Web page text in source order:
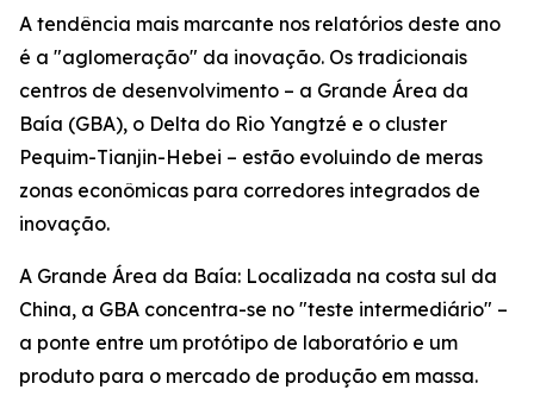
A tendência mais marcante nos relatórios deste ano
é a "aglomeração" da inovação. Os tradicionais
centros de desenvolvimento – a Grande Área da
Baía (GBA), o Delta do Rio Yangtzé e o cluster
Pequim-Tianjin-Hebei – estão evoluindo de meras
zonas econômicas para corredores integrados de
inovação.
A Grande Área da Baía: Localizada na costa sul da
China, a GBA concentra-se no "teste intermediário" –
a ponte entre um protótipo de laboratório e um
produto para o mercado de produção em massa.